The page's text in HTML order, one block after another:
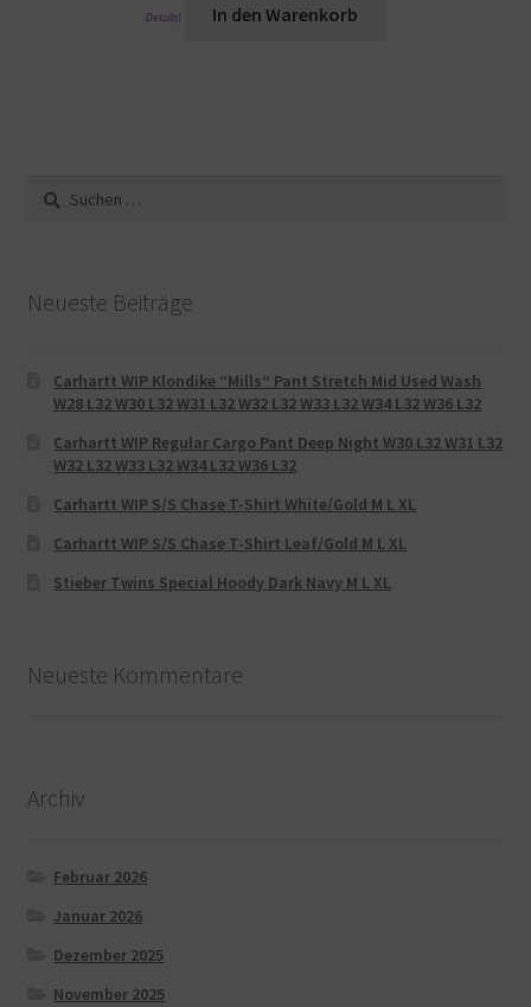
Details In den Warenkorb
Suche
nach:
Neueste Beiträge
Carhartt WIP Klondike “Mills“ Pant Stretch Mid Used Wash
W28 L32 W30 L32 W31 L32 W32 L32 W33 L32 W34 L32 W36 L32
Carhartt WIP Regular Cargo Pant Deep Night W30 L32 W31 L32
W32 L32 W33 L32 W34 L32 W36 L32
Carhartt WIP S/S Chase T-Shirt White/Gold M L XL
Carhartt WIP S/S Chase T-Shirt Leaf/Gold M L XL
Stieber Twins Special Hoody Dark Navy M L XL
Neueste Kommentare
Archiv
Februar 2026
Januar 2026
Dezember 2025
November 2025